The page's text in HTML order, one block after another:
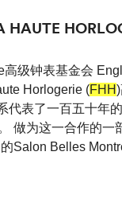
级钟表基金会
Horlogerie (FHH
代表了一百五十年
做为这一合作的一
Salon Belles